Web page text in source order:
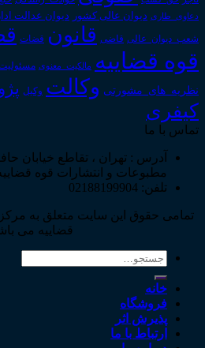
دعاوی_طاری دیوان عالی کشور دیوان عدالت
شعب_دیوان_عالی قاضی قانون قضات
قوه قضاییه مالکیت_معنوی
نظریه_های_مشورتی وکالت وکیل
کیفری
تماس با ما
آدرس : تهران ، تقاطع خیابان
مطبوعات و انتشارات قوه
تلفن: 02188199904
تمامی حقوق این سایت متعلق به
قضاییه می
جستجو
خانه
فروشگاه
پذیرش اثر
ارتباط با ما